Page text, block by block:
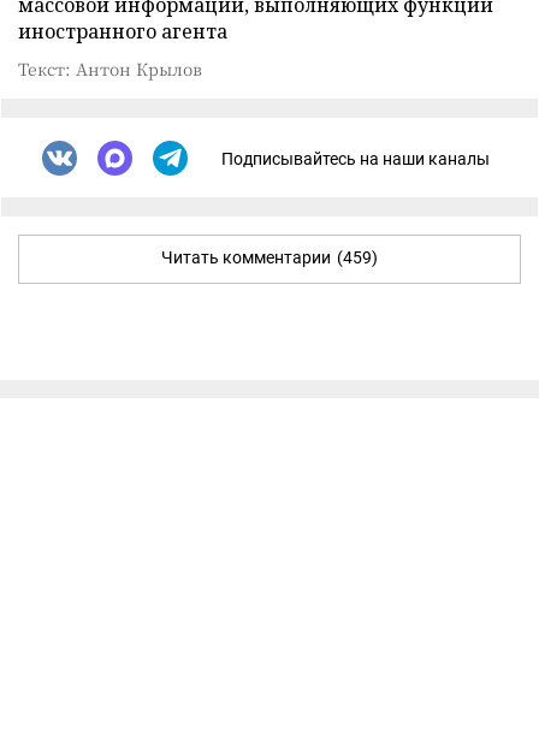
иностранного агента
Текст: Антон Крылов
Подписывайтесь на наши каналы
Читать комментарии (459)